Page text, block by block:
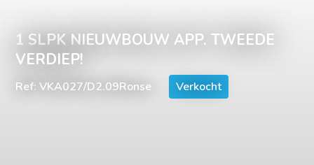
1 SLPK NIEUWBOUW APP. TWEEDE
VERDIEP!
Ref: VKA027/D2.09Ronse Verkocht